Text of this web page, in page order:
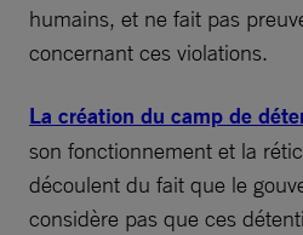
humains, et ne fait pas
concernant ces violations.
La création du camp de
son fonctionnement et la
découlent du fait que le
considère pas que ces